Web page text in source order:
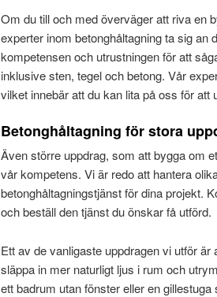
Om du till och med överväger att riva en
experter inom betonghåltagning ta sig an
kompetensen och utrustningen för att
inklusive sten, tegel och betong. Vår
vilket innebär att du kan lita på oss för att
Betonghåltagning för stora
Även större uppdrag, som att bygga om
vår kompetens. Vi är redo att hantera
betonghåltagningstjänst för dina projekt.
och beställ den tjänst du önskar få utförd.
Ett av de vanligaste uppdragen vi utför
släppa in mer naturligt ljus i rum och
ett badrum utan fönster eller en